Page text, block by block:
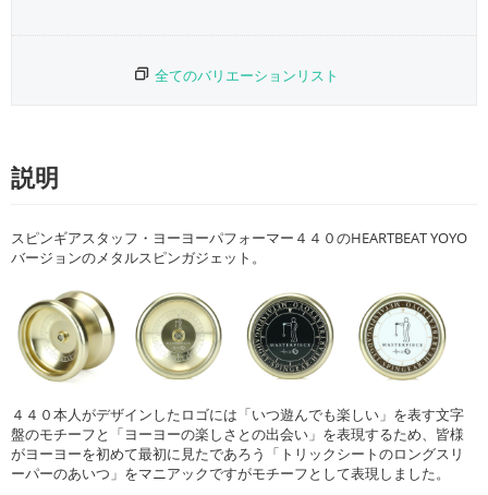
全てのバリエーションリスト
説明
スピンギアスタッフ・ヨーヨーパフォーマー４４０のHEARTBEAT YOYO
バージョンのメタルスピンガジェット。
４４０本人がデザインしたロゴには「いつ遊んでも楽しい」を表す文字
盤のモチーフと「ヨーヨーの楽しさとの出会い」を表現するため、皆様
がヨーヨーを初めて最初に見たであろう「トリックシートのロングスリ
ーパーのあいつ」をマニアックですがモチーフとして表現しました。